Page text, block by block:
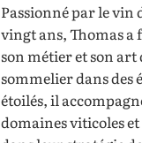
Passionné par le vin
vingt ans, Thomas a
son métier et son
sommelier dans des
étoilés, il
domaines viticoles